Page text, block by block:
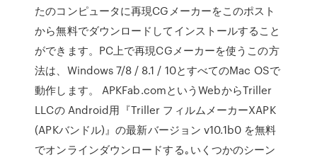
たのコンピュータに再現CGメーカーをこのポスト
から無料でダウンロードしてインストールすること
ができます。PC上で再現CGメーカーを使うこの方
法は、Windows 7/8 / 8.1 / 10とすべてのMac OSで
動作します。 APKFab.comというWebからTriller
LLCの Android用『Triller フィルムメーカーXAPK
(APKバンドル)』の最新バージョン v10.1b0 を無料
でオンラインダウンロードする｡いくつかのシーン